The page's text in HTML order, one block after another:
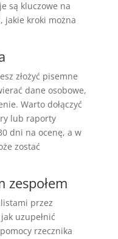
są kluczowe na
jakie kroki można
złożyć pisemne
dane osobowe,
Warto dołączyć
lub raporty
dni na ocenę, a w
zostać
zespołem
przez
uzupełnić
rzecznika